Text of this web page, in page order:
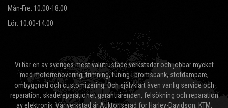
Mån-Fre: 10.00-18.00
Lör: 10.00-14.00
Vi har en av sveriges mest välutrustade verkstäder och jobbar mycket
med motorrenovering, trimning, tuning i bromsbänk, stötdämpare,
ombyggnad och customizering. Och självklart även vanlig service och
reparation, skadereparationer, garantiärenden, felsökning och reparation
av elektronik. Vår verkstad är Auktoriserad för Harley-Davidson, KTM,